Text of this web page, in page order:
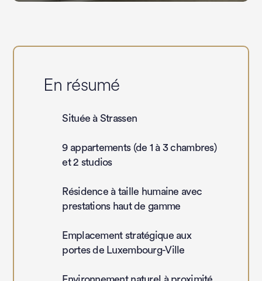
En résumé
Située à Strassen
9 appartements (de 1 à 3 chambres)
et 2 studios
Résidence à taille humaine avec
prestations haut de gamme
Emplacement stratégique aux
portes de Luxembourg-Ville